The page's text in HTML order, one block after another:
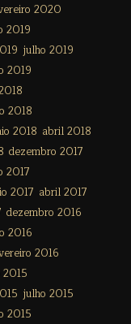
2020
2019
julho 2019
2019
2018
2018 abril 2018
dezembro 2017
2017
2017 abril 2017
dezembro 2016
2016
2016
julho 2015
2015